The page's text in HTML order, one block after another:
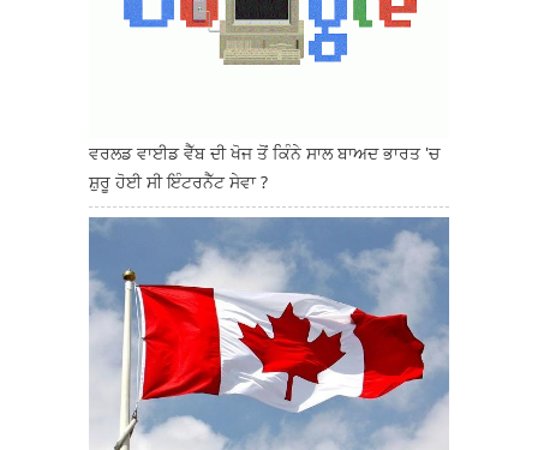
ਵਰਲਡ ਵਾਈਡ ਵੈੱਬ ਦੀ ਖੋਜ ਤੋਂ ਕਿੰਨੇ ਸਾਲ ਬਾਅਦ ਭਾਰਤ 'ਚ
ਸ਼ੁਰੂ ਹੋਈ ਸੀ ਇੰਟਰਨੈੱਟ ਸੇਵਾ ?